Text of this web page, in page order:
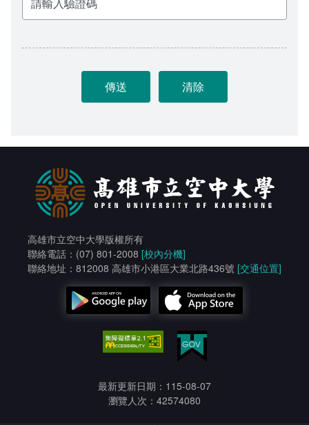
高雄市立空中大學版權所有
聯絡電話：(07) 801-2008 [校內分機]
聯絡地址：812008 高雄市小港區大業北路436號 [交通位置]
最新更新日期：115-08-07
瀏覽人次：42574080